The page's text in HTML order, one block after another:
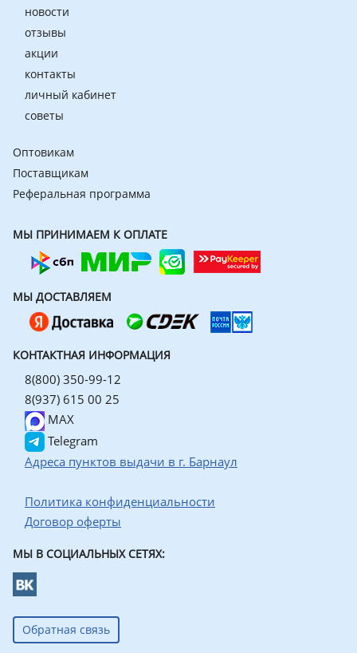
новости
отзывы
акции
контакты
личный кабинет
советы
Оптовикам
Поставщикам
Реферальная программа
МЫ ПРИНИМАЕМ К ОПЛАТЕ
МЫ ДОСТАВЛЯЕМ
КОНТАКТНАЯ ИНФОРМАЦИЯ
8(800) 350-99-12
8(937) 615 00 25
MAX
Telegram
Адреса пунктов выдачи в г. Барнаул
Политика конфиденциальности
Договор оферты
МЫ В СОЦИАЛЬНЫХ СЕТЯХ:
Обратная связь